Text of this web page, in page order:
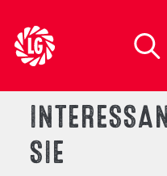
LG Seeds Logo
SIE